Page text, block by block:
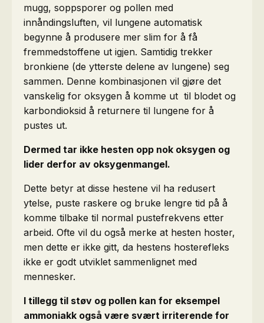
mugg, soppsporer og pollen med
innåndingsluften, vil lungene automatisk
begynne å produsere mer slim for å få
fremmedstoffene ut igjen. Samtidig trekker
bronkiene (de ytterste delene av lungene) seg
sammen. Denne kombinasjonen vil gjøre det
vanskelig for oksygen å komme ut til blodet og
karbondioksid å returnere til lungene for å
pustes ut.
Dermed tar ikke hesten opp nok oksygen og
lider derfor av oksygenmangel.
Dette betyr at disse hestene vil ha redusert
ytelse, puste raskere og bruke lengre tid på å
komme tilbake til normal pustefrekvens etter
arbeid. Ofte vil du også merke at hesten hoster,
men dette er ikke gitt, da hestens hosterefleks
ikke er godt utviklet sammenlignet med
mennesker.
I tillegg til støv og pollen kan for eksempel
ammoniakk også være svært irriterende for